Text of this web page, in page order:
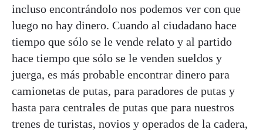
incluso encontrándolo nos podemos ver con que
luego no hay dinero. Cuando al ciudadano hace
tiempo que sólo se le vende relato y al partido
hace tiempo que sólo se le venden sueldos y
juerga, es más probable encontrar dinero para
camionetas de putas, para paradores de putas y
hasta para centrales de putas que para nuestros
trenes de turistas, novios y operados de la cadera,